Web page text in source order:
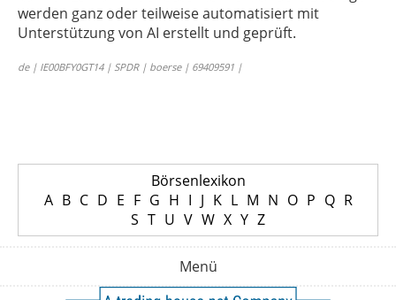
werden ganz oder teilweise automatisiert mit
Unterstützung von AI erstellt und geprüft.
de | IE00BFY0GT14 | SPDR | boerse | 69409591 |
Börsenlexikon
A B C D E F G H I J K L M N O P Q R
S T U V W X Y Z
Menü